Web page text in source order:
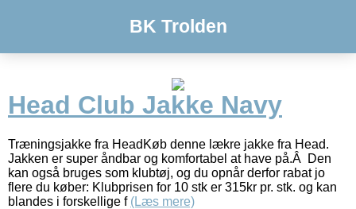
BK Trolden
Head Club Jakke Navy
Træningsjakke fra HeadKøb denne lækre jakke fra Head.
Jakken er super åndbar og komfortabel at have på.Â Den
kan også bruges som klubtøj, og du opnår derfor rabat jo
flere du køber: Klubprisen for 10 stk er 315kr pr. stk. og kan
blandes i forskellige f (Læs mere)